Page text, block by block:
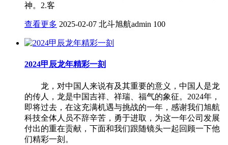
神。2.客
查看更多 2025-02-07 北斗旭航admin 100
2024甲辰龙年精彩一刻
龙，对中国人来说有及其重要的意义，中国人是龙
的传人，龙是中国吉祥、祥瑞、福气的象征。2024年，
即将过去，在这充满机遇与挑战的一年，感谢我们旭航
科技全体人员不辞辛苦，勇于进取，为这一年公司发展
付出的重在贡献，下面和我们跟随镜头一起回顾一下他
们精彩一刻。